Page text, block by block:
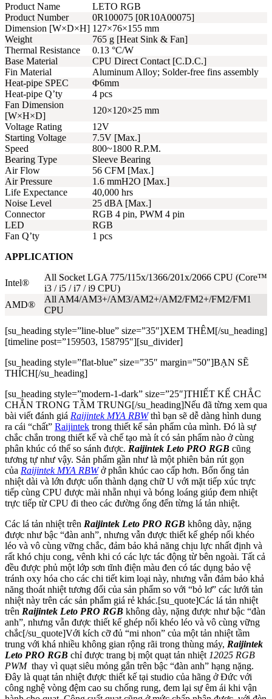
Product Name
LETO RGB
Product Number
0R100075 [0R10A00075]
Dimension [W×D×H] 127×76×155 mm
Weight
765 g [Heat Sink & Fan]
Thermal Resistance
0.13 °C/W
Base Material
CPU Direct Contact [C.D.C.]
Fin Material
Aluminum Alloy; Solder-free fins assembly
Heat-pipe SPEC
Φ6mm
Heat-pipe Q’ty
4 pcs
Fan Dimension
[W×H×D]
120×120×25 mm
Voltage Rating
12V
Starting Voltage
7.5V [Max.]
Speed
800~1800 R.P.M.
Bearing Type
Sleeve Bearing
Air Flow
56 CFM [Max.]
Air Pressure
1.6 mmH2O [Max.]
Life Expectance
40,000 hrs
Noise Level
25 dBA [Max.]
Connector
RGB 4 pin, PWM 4 pin
LED
RGB
Fan Q’ty
1 pcs
APPLICATION
Intel®
All Socket LGA 775/115x/1366/201x/2066 CPU (Core™
i3 / i5 / i7 / i9 CPU)
AMD®
All AM4/AM3+/AM3/AM2+/AM2/FM2+/FM2/FM1
CPU
[su_heading style=”line-blue” size=”35″]XEM THÊM[/su_heading]
[timeline post=”159503, 158795″][su_divider]
[su_heading style=”flat-blue” size=”35″ margin=”50″]BẠN SẼ
THÍCH[/su_heading]
[su_heading style=”modern-1-dark” size=”25″]THIẾT KẾ CHẮC
CHẮN TRONG TẦM TRUNG[/su_heading]Nếu đã từng xem qua
bài viết đánh giá Raijintek MYA RBWthì bạn sẽ dễ dàng hình dung
ra cái “chất” Raijintek trong thiết kế sản phẩm của mình. Đó là sự
chắc chắn trong thiết kế và chế tạo mà ít có sản phẩm nào ở cùng
phân khúc có thể so sánh được. Raijintek Leto PRO RGB cũng
tương tự như vậy. Sản phẩm gần như là một phiên bản rút gọn
của Raijintek MYA RBWở phân khúc cao cấp hơn. Bốn ống tản
nhiệt dài và lớn được uốn thành dạng chữ U với mặt tiếp xúc trực
tiếp cùng CPU được mài nhẵn nhụi và bóng loáng giúp đem nhiệt
trực tiếp từ CPU đi theo các đường ống đến từng lá tản nhiệt.
Các lá tản nhiệt trên Raijintek Leto PRO RGB không dày, nặng
được như bậc “đàn anh”, nhưng vẫn được thiết kế ghép nối khéo
léo và vô cùng vững chắc, đảm bảo khả năng chịu lực nhất định và
rất khó chịu cong, vênh khi có các lực tác động từ bên ngoài. Tất cả
đều được phủ một lớp sơn tĩnh điện màu đen có tác dụng bảo vệ
tránh oxy hóa cho các chi tiết kim loại này, nhưng vẫn đảm bảo khả
năng thoát nhiệt tương đối của sản phẩm so với “bỏ lơ” các lưới tản
nhiệt này trên các sản phẩm giá rẻ khác.[su_quote]Các lá tản nhiệt
trên Raijintek Leto PRO RGB không dày, nặng được như bậc “đàn
anh”, nhưng vẫn được thiết kế ghép nối khéo léo và vô cùng vững
chắc[/su_quote]Với kích cỡ đủ “mi nhon” của một tản nhiệt tầm
trung với khá nhiều không gian rộng rãi trong thùng máy, Raijintek
Leto PRO RGB chỉ được trang bị một quạt tản nhiệt 12025 RGB
PWMthay vì quạt siêu mỏng gắn trên bậc “đàn anh” hạng nặng.
Đây là quạt tản nhiệt được thiết kế tại studio của hãng ở Đức với
công nghệ vòng đệm cao su chống rung, đem lại sự êm ái khi vận